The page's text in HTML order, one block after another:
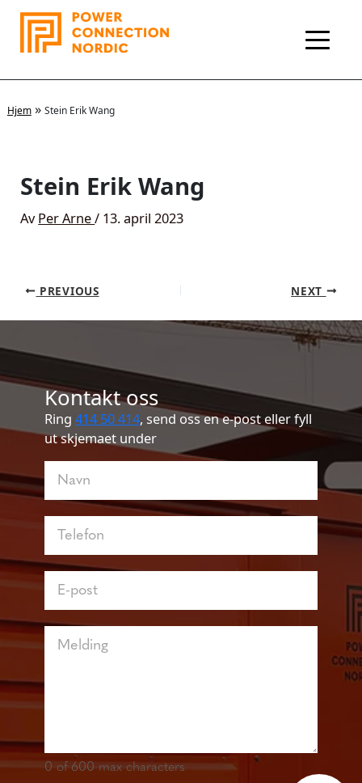
Hopp
Hjem» Stein Erik Wang
Stein Erik Wang
Av Per Arne/ 13. april 2023
PREVIOUS NEXT
Kontakt oss
Ring 414 50 414, send oss en e-post eller fyll
ut skjemaet under
Kontakt
oss
0 of 600 max characters